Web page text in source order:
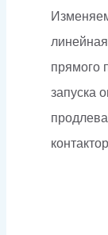
прямого
запуска